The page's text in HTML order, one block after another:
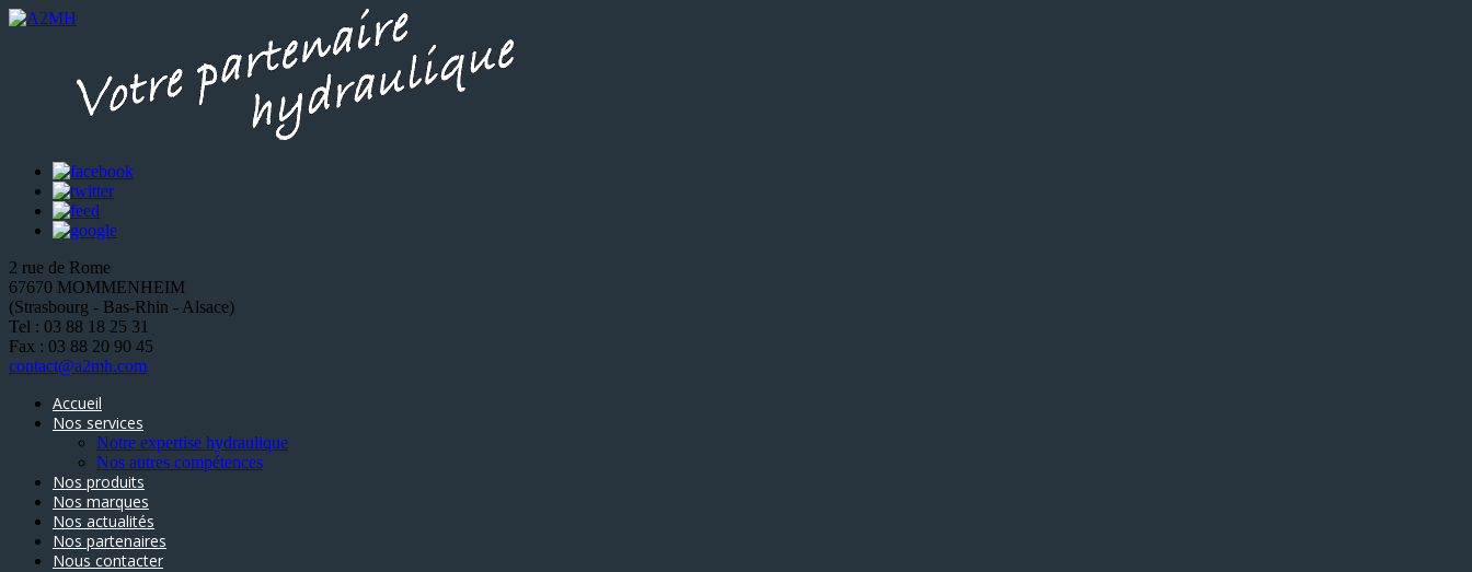
2 rue de Rome
67670 MOMMENHEIM
(Strasbourg - Bas-Rhin - Alsace)
Tel : 03 88 18 25 31
Fax : 03 88 20 90 45
contact@a2mh.com
Accueil
Nos services
Notre expertise hydraulique
Nos autres compétences
Nos produits
Nos marques
Nos actualités
Nos partenaires
Nous contacter